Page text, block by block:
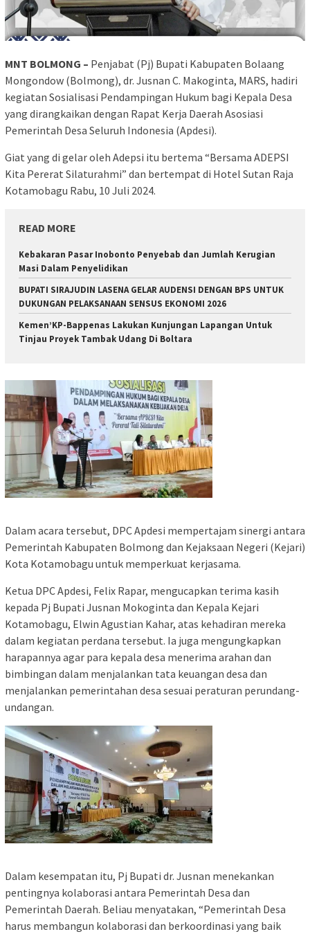
MNT BOLMONG – Penjabat (Pj) Bupati Kabupaten Bolaang
Mongondow (Bolmong), dr. Jusnan C. Makoginta, MARS, hadiri
kegiatan Sosialisasi Pendampingan Hukum bagi Kepala Desa
yang dirangkaikan dengan Rapat Kerja Daerah Asosiasi
Pemerintah Desa Seluruh Indonesia (Apdesi).
Giat yang di gelar oleh Adepsi itu bertema “Bersama ADEPSI
Kita Pererat Silaturahmi” dan bertempat di Hotel Sutan Raja
Kotamobagu Rabu, 10 Juli 2024.
READ MORE
Kebakaran Pasar Inobonto Penyebab dan Jumlah Kerugian
Masi Dalam Penyelidikan
BUPATI SIRAJUDIN LASENA GELAR AUDENSI DENGAN BPS UNTUK
DUKUNGAN PELAKSANAAN SENSUS EKONOMI 2026
Kemen’KP-Bappenas Lakukan Kunjungan Lapangan Untuk
Tinjau Proyek Tambak Udang Di Boltara
Dalam acara tersebut, DPC Apdesi mempertajam sinergi antara
Pemerintah Kabupaten Bolmong dan Kejaksaan Negeri (Kejari)
Kota Kotamobagu untuk memperkuat kerjasama.
Ketua DPC Apdesi, Felix Rapar, mengucapkan terima kasih
kepada Pj Bupati Jusnan Mokoginta dan Kepala Kejari
Kotamobagu, Elwin Agustian Kahar, atas kehadiran mereka
dalam kegiatan perdana tersebut. Ia juga mengungkapkan
harapannya agar para kepala desa menerima arahan dan
bimbingan dalam menjalankan tata keuangan desa dan
menjalankan pemerintahan desa sesuai peraturan perundang-
undangan.
Dalam kesempatan itu, Pj Bupati dr. Jusnan menekankan
pentingnya kolaborasi antara Pemerintah Desa dan
Pemerintah Daerah. Beliau menyatakan, “Pemerintah Desa
harus membangun kolaborasi dan berkoordinasi yang baik